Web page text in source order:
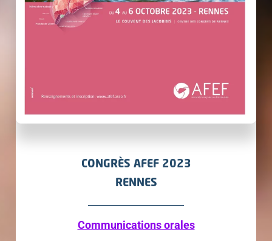
CONGRÈS AFEF 2023
RENNES
Communications orales